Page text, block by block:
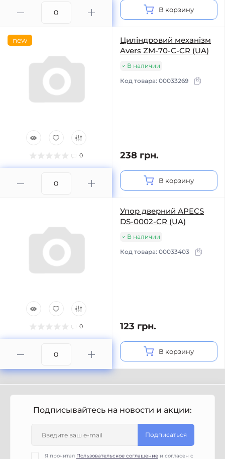
В корзину
new
0
Циліндровий механізм
Avers ZM-70-C-CR (UA)
В наличии
Код товара: 00033269
238 грн.
В корзину
0
Упор дверний APECS
DS-0002-CR (UA)
В наличии
Код товара: 00033403
123 грн.
В корзину
Подписывайтесь на новости и акции:
Подписаться
Я прочитал Пользовательское соглашениеи согласен с